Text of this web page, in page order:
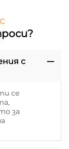
с
се
за